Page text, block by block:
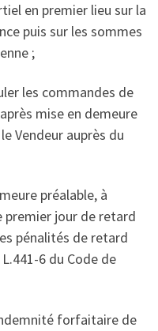
en premier lieu sur la
puis sur les sommes
;
les commandes de
mise en demeure
Vendeur auprès du
préalable, à
premier jour de retard
pénalités de retard
6 du Code de
forfaitaire de